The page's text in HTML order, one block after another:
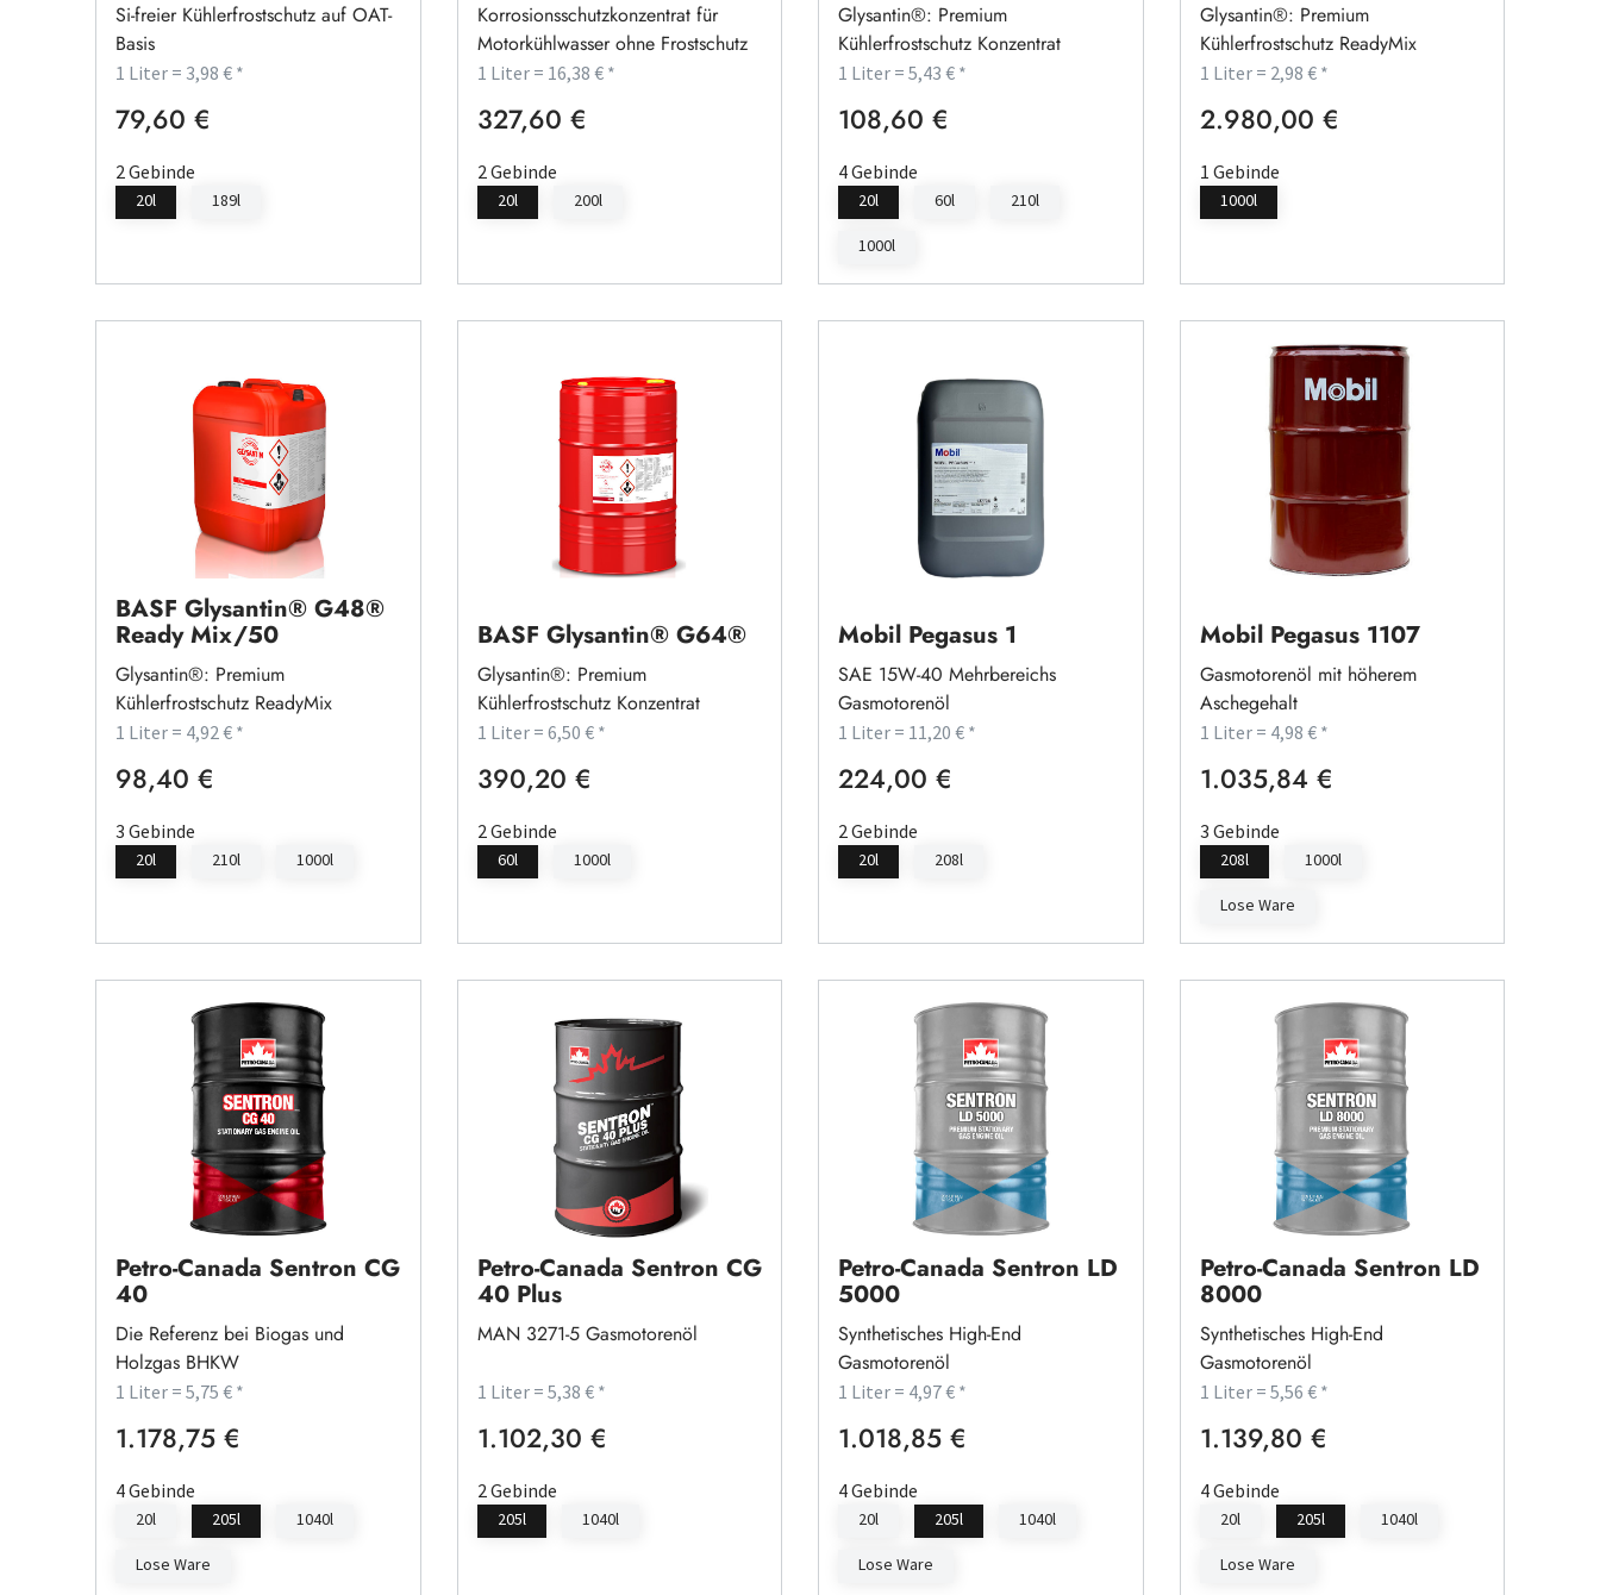
Si-freier Kühlerfrostschutz auf OAT-
Basis
1 Liter = 3,98 € *
Regulärer Preis:
79,60 €
2 Gebinde
20l 189l
Korrosionsschutzkonzentrat für
Motorkühlwasser ohne Frostschutz
1 Liter = 16,38 € *
Regulärer Preis:
327,60 €
2 Gebinde
20l 200l
Glysantin®: Premium
Kühlerfrostschutz Konzentrat
1 Liter = 5,43 € *
Regulärer Preis:
108,60 €
4 Gebinde
20l 60l 210l
1000l
Glysantin®: Premium
Kühlerfrostschutz ReadyMix
1 Liter = 2,98 € *
Regulärer Preis:
2.980,00 €
1 Gebinde
1000l
BASF Glysantin® G48®
Ready Mix/50
Glysantin®: Premium
Kühlerfrostschutz ReadyMix
1 Liter = 4,92 € *
Regulärer Preis:
98,40 €
3 Gebinde
20l 210l 1000l
BASF Glysantin® G64®
Glysantin®: Premium
Kühlerfrostschutz Konzentrat
1 Liter = 6,50 € *
Regulärer Preis:
390,20 €
2 Gebinde
60l 1000l
Mobil Pegasus 1
SAE 15W-40 Mehrbereichs
Gasmotorenöl
1 Liter = 11,20 € *
Regulärer Preis:
224,00 €
2 Gebinde
20l 208l
Mobil Pegasus 1107
Gasmotorenöl mit höherem
Aschegehalt
1 Liter = 4,98 € *
Regulärer Preis:
1.035,84 €
3 Gebinde
208l 1000l
Lose Ware
Petro-Canada Sentron CG
40
Die Referenz bei Biogas und
Holzgas BHKW
1 Liter = 5,75 € *
Regulärer Preis:
1.178,75 €
4 Gebinde
20l 205l 1040l
Lose Ware
Petro-Canada Sentron CG
40 Plus
MAN 3271-5 Gasmotorenöl
1 Liter = 5,38 € *
Regulärer Preis:
1.102,30 €
2 Gebinde
205l 1040l
Petro-Canada Sentron LD
5000
Synthetisches High-End
Gasmotorenöl
1 Liter = 4,97 € *
Regulärer Preis:
1.018,85 €
4 Gebinde
20l 205l 1040l
Lose Ware
Petro-Canada Sentron LD
8000
Synthetisches High-End
Gasmotorenöl
1 Liter = 5,56 € *
Regulärer Preis:
1.139,80 €
4 Gebinde
20l 205l 1040l
Lose Ware